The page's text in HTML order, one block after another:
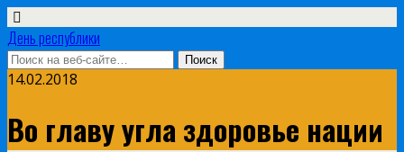
День республики
14.02.2018
Во главу угла здоровье нации